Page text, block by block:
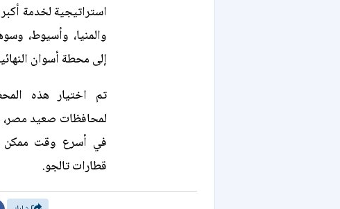
استراتيجية لخدمة
والمنيا، وأسيوط،
إلى محطة أسوان
تم اختيار هذه
لمحافظات صعيد مصر،
في أسرع وقت ممكن
قطارات تالجو.